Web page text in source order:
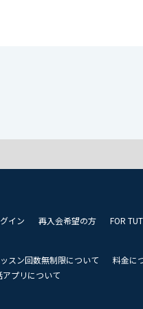
イン 再入会希望の方 FOR
ッスン回数無制限について 料金に
アプリについて